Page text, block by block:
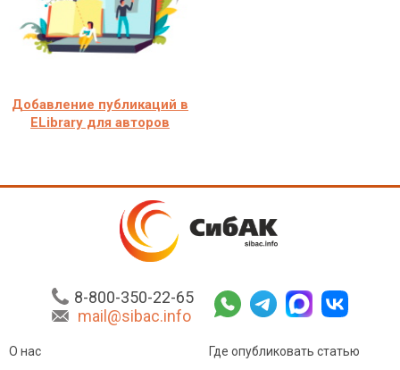
Добавление публикаций в
ELibrary для авторов
8-800-350-22-65
mail@sibac.info
О нас
Где опубликовать статью